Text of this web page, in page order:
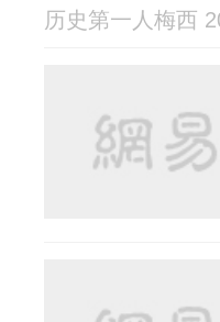
历史第一人梅西